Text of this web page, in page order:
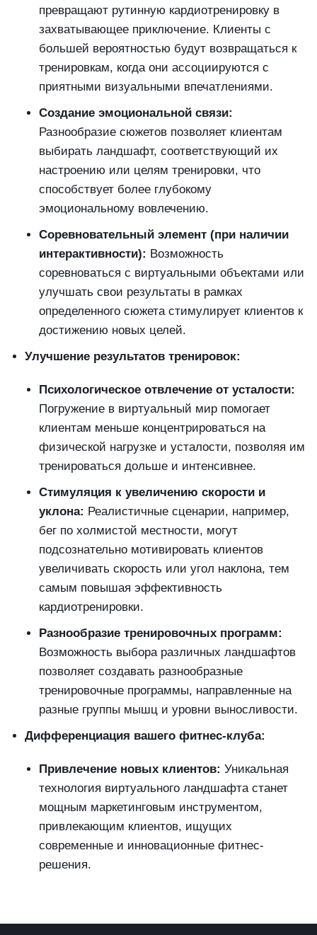
превращают рутинную кардиотренировку в
захватывающее приключение. Клиенты с
большей вероятностью будут возвращаться к
тренировкам, когда они ассоциируются с
приятными визуальными впечатлениями.
Создание эмоциональной связи:
Разнообразие сюжетов позволяет клиентам
выбирать ландшафт, соответствующий их
настроению или целям тренировки, что
способствует более глубокому
эмоциональному вовлечению.
Соревновательный элемент (при наличии
интерактивности): Возможность
соревноваться с виртуальными объектами или
улучшать свои результаты в рамках
определенного сюжета стимулирует клиентов к
достижению новых целей.
Улучшение результатов тренировок:
Психологическое отвлечение от усталости:
Погружение в виртуальный мир помогает
клиентам меньше концентрироваться на
физической нагрузке и усталости, позволяя им
тренироваться дольше и интенсивнее.
Стимуляция к увеличению скорости и
уклона: Реалистичные сценарии, например,
бег по холмистой местности, могут
подсознательно мотивировать клиентов
увеличивать скорость или угол наклона, тем
самым повышая эффективность
кардиотренировки.
Разнообразие тренировочных программ:
Возможность выбора различных ландшафтов
позволяет создавать разнообразные
тренировочные программы, направленные на
разные группы мышц и уровни выносливости.
Дифференциация вашего фитнес-клуба:
Привлечение новых клиентов: Уникальная
технология виртуального ландшафта станет
мощным маркетинговым инструментом,
привлекающим клиентов, ищущих
современные и инновационные фитнес-
решения.